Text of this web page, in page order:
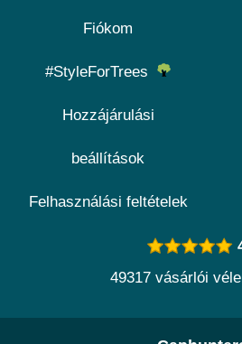
Fiókom
#StyleForTrees
Hozzájárulási
beállítások
Felhasználási feltételek
49317 vásárlói